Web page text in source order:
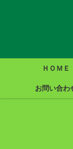
ＨＯＭＥ
お問い合わ